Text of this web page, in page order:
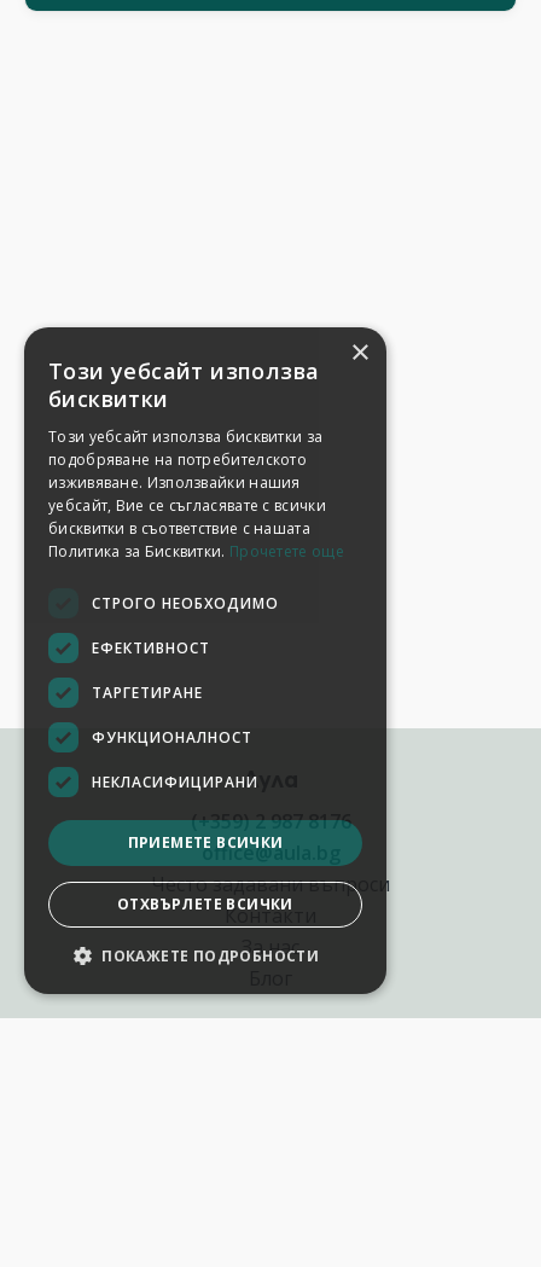
Аула
(+359) 2 987 8176
office@aula.bg
Често задавани въпроси
Контакти
За нас
×
Този уебсайт използва
бисквитки
Този уебсайт използва бисквитки за
подобряване на потребителското
изживяване. Използвайки нашия
уебсайт, Вие се съгласявате с всички
бисквитки в съответствие с нашата
Политика за Бисквитки. Прочетете още
СТРОГО НЕОБХОДИМО
ЕФЕКТИВНОСТ
ТАРГЕТИРАНЕ
ФУНКЦИОНАЛНОСТ
НЕКЛАСИФИЦИРАНИ
ПРИЕМЕТЕ ВСИЧКИ
ОТХВЪРЛЕТЕ ВСИЧКИ
ПОКАЖЕТЕ ПОДРОБНОСТИ